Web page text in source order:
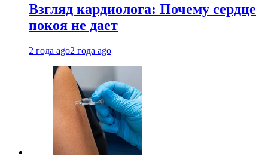
Взгляд кардиолога: Почему сердце
покоя не дает
2 года ago2 года ago